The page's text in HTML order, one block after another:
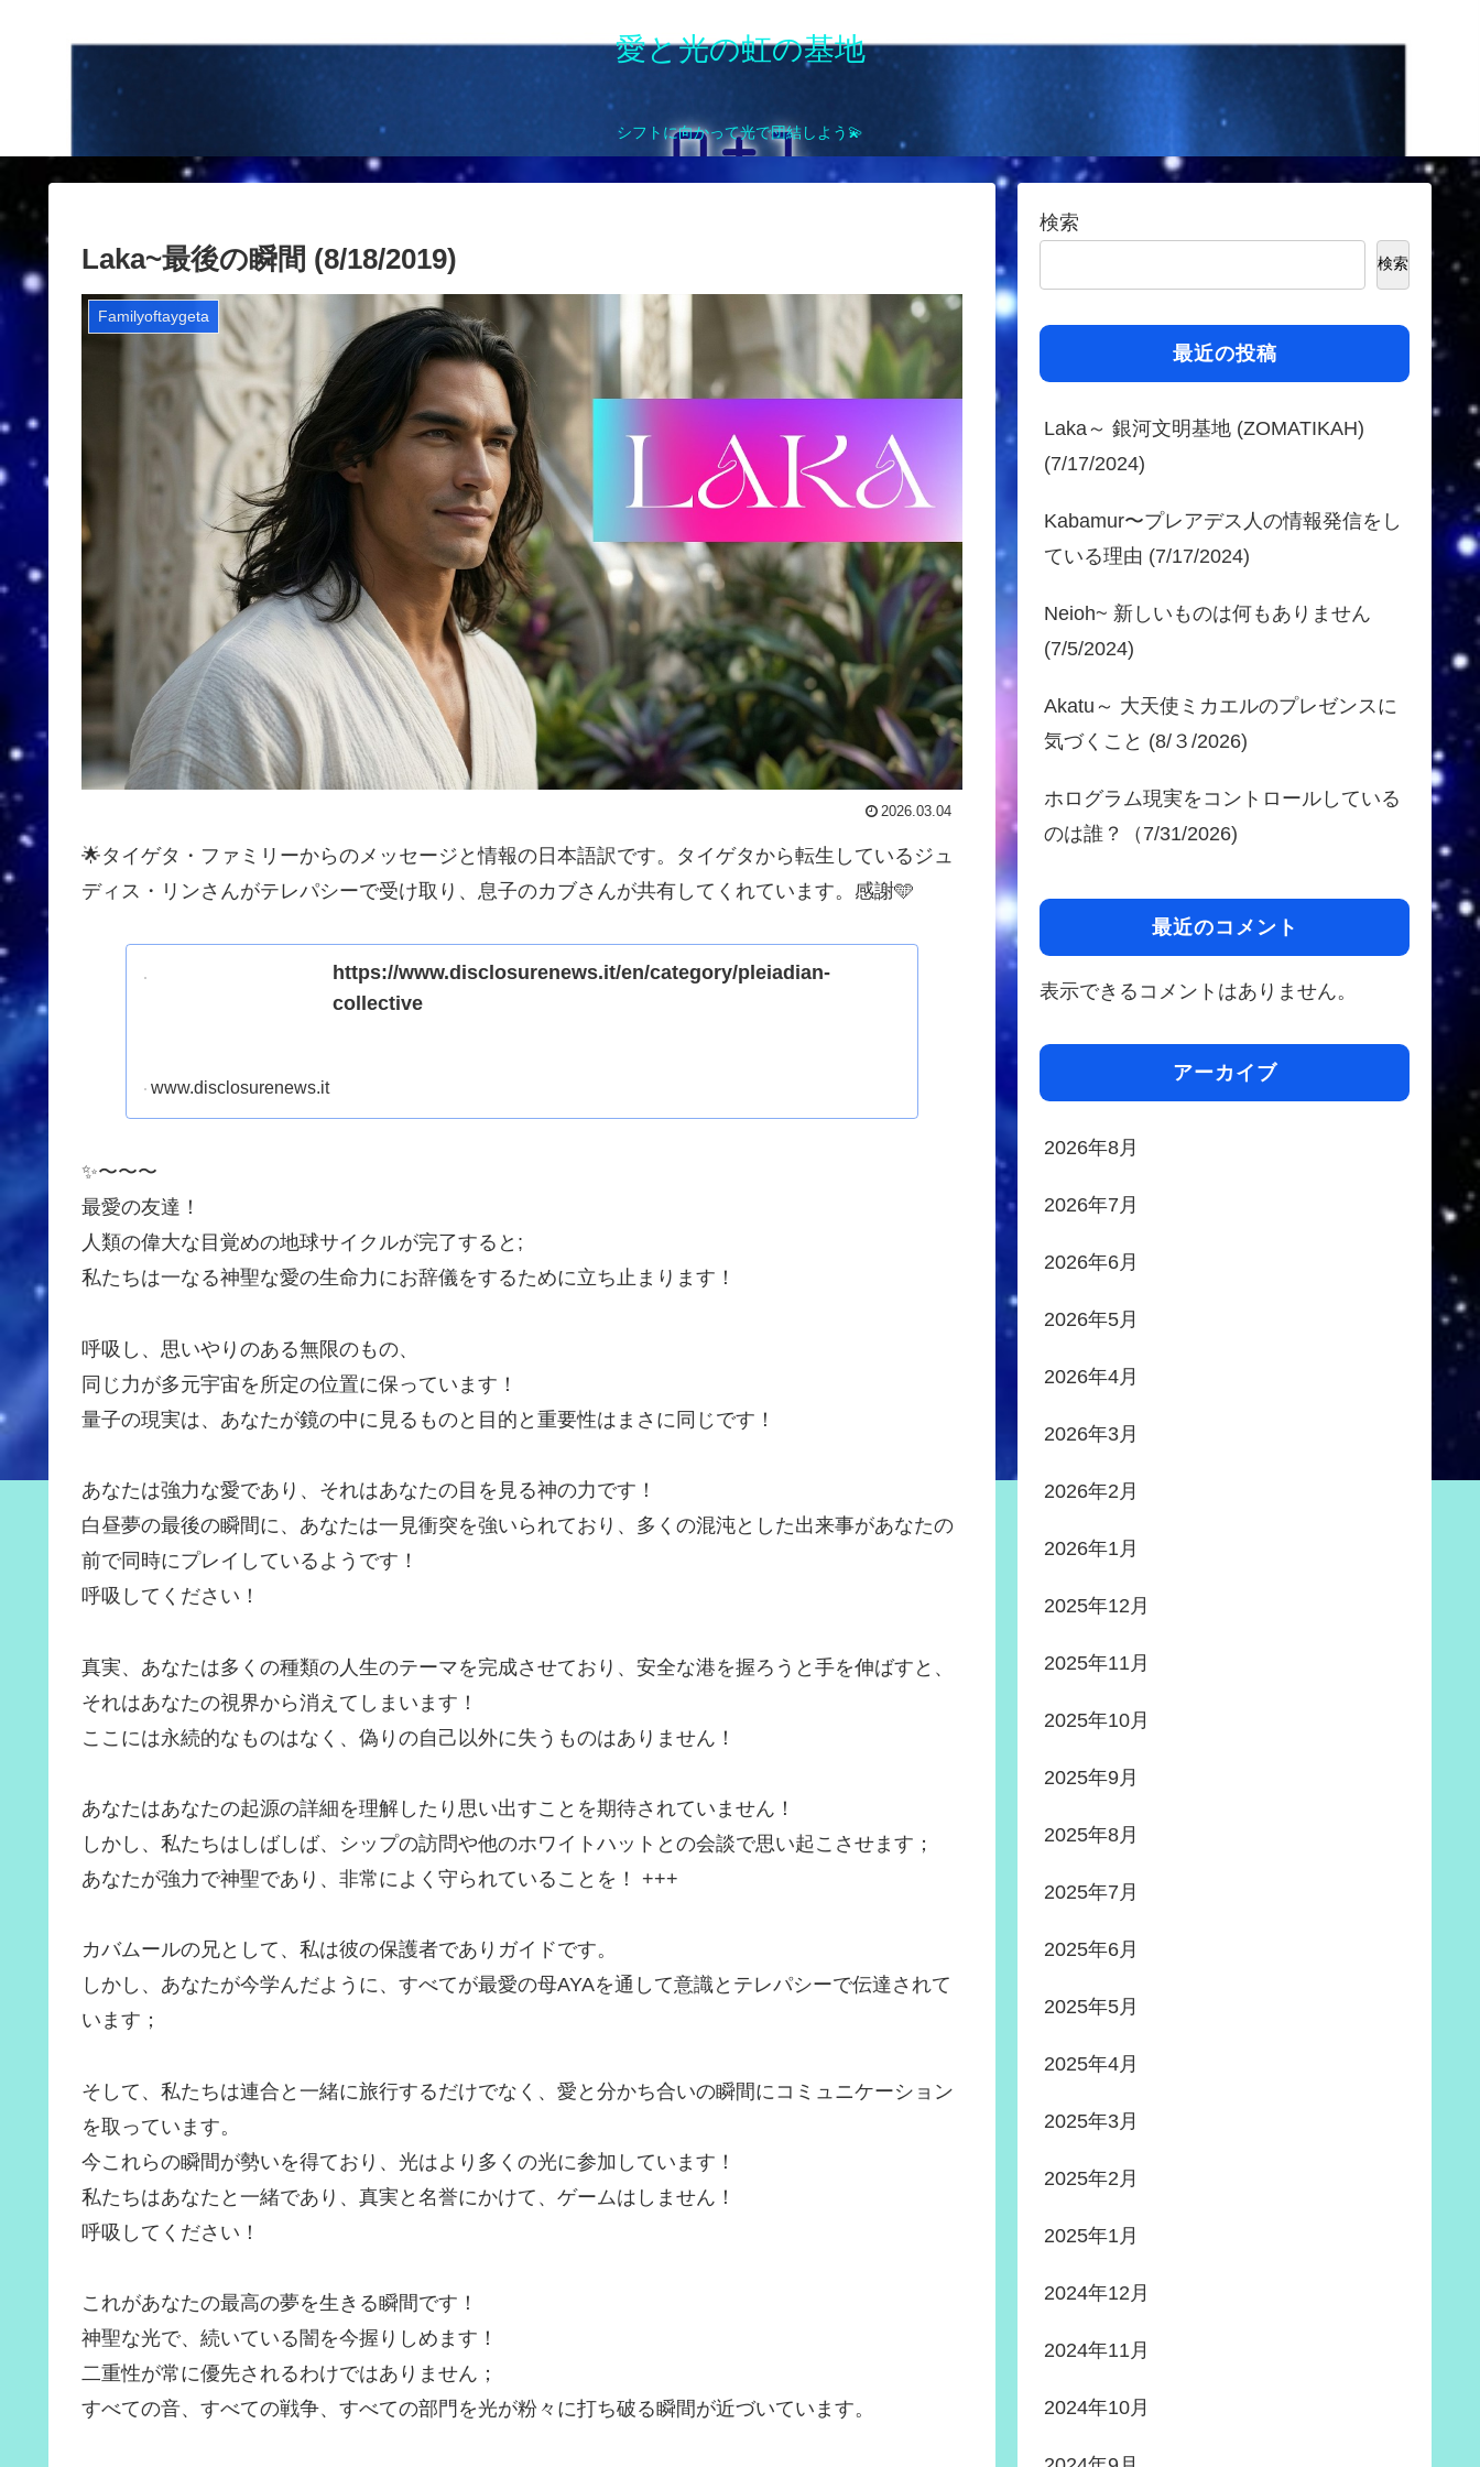
愛と光の虹の基地
シフトに向かって光で団結しよう💫
Laka~最後の瞬間 (8/18/2019)
Familyoftaygeta
2026.03.04
🌟タイゲタ・ファミリーからのメッセージと情報の日本語訳です。タイゲタから転生しているジュ
ディス・リンさんがテレパシーで受け取り、息子のカブさんが共有してくれています。感謝🩵
https://www.disclosurenews.it/en/category/pleiadian-
collective
www.disclosurenews.it
✨〜〜〜
最愛の友達！
人類の偉大な目覚めの地球サイクルが完了すると;
私たちは一なる神聖な愛の生命力にお辞儀をするために立ち止まります！
呼吸し、思いやりのある無限のもの、
同じ力が多元宇宙を所定の位置に保っています！
量子の現実は、あなたが鏡の中に見るものと目的と重要性はまさに同じです！
あなたは強力な愛であり、それはあなたの目を見る神の力です！
白昼夢の最後の瞬間に、あなたは一見衝突を強いられており、多くの混沌とした出来事があなたの
前で同時にプレイしているようです！
呼吸してください！
真実、あなたは多くの種類の人生のテーマを完成させており、安全な港を握ろうと手を伸ばすと、
それはあなたの視界から消えてしまいます！
ここには永続的なものはなく、偽りの自己以外に失うものはありません！
あなたはあなたの起源の詳細を理解したり思い出すことを期待されていません！
しかし、私たちはしばしば、シップの訪問や他のホワイトハットとの会談で思い起こさせます；
あなたが強力で神聖であり、非常によく守られていることを！ +++
カバムールの兄として、私は彼の保護者でありガイドです。
しかし、あなたが今学んだように、すべてが最愛の母AYAを通して意識とテレパシーで伝達されて
います；
そして、私たちは連合と一緒に旅行するだけでなく、愛と分かち合いの瞬間にコミュニケーション
を取っています。
今これらの瞬間が勢いを得ており、光はより多くの光に参加しています！
私たちはあなたと一緒であり、真実と名誉にかけて、ゲームはしません！
呼吸してください！
これがあなたの最高の夢を生きる瞬間です！
神聖な光で、続いている闇を今握りしめます！
二重性が常に優先されるわけではありません；
すべての音、すべての戦争、すべての部門を光が粉々に打ち破る瞬間が近づいています。
検索
検索
最近の投稿
Laka～ 銀河文明基地 (ZOMATIKAH)
(7/17/2024)
Kabamur〜プレアデス人の情報発信をし
ている理由 (7/17/2024)
Neioh~ 新しいものは何もありません
(7/5/2024)
Akatu～ 大天使ミカエルのプレゼンスに
気づくこと (8/３/2026)
ホログラム現実をコントロールしている
のは誰？（7/31/2026)
最近のコメント
表示できるコメントはありません。
アーカイブ
2026年8月
2026年7月
2026年6月
2026年5月
2026年4月
2026年3月
2026年2月
2026年1月
2025年12月
2025年11月
2025年10月
2025年9月
2025年8月
2025年7月
2025年6月
2025年5月
2025年4月
2025年3月
2025年2月
2025年1月
2024年12月
2024年11月
2024年10月